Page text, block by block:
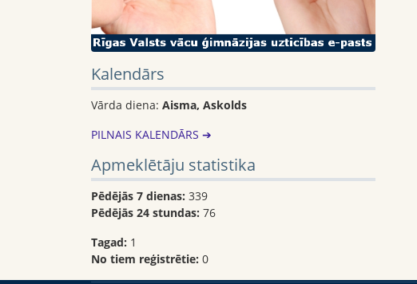
Kalendārs
Vārda diena: Aisma, Askolds
PILNAIS KALENDĀRS ➔
Apmeklētāju statistika
Pēdējās 7 dienas: 339
Pēdējās 24 stundas: 76
Tagad: 1
No tiem reģistrētie: 0